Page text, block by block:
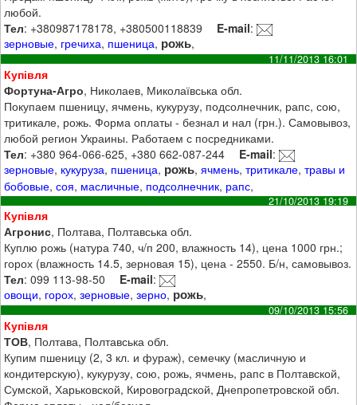
любой.
Тел: +380987178178, +380500118839 E-mail:
зерновые, гречиха, пшеница, рожь,
11/11/2013 16:01
Купівля
Фортуна-Агро, Николаев, Миколаївська обл.
Покупаем пшеницу, ячмень, кукурузу, подсолнечник, рапс, сою,
тритикале, рожь. Форма оплаты - безнал и нал (грн.). Самовывоз,
любой регион Украины. Работаем с посредниками.
Тел: +380 964-066-625, +380 662-087-244 E-mail:
зерновые, кукуруза, пшеница, рожь,ячмень,тритикале,травы и
бобовые,соя, масличные, подсолнечник, рапс,
21/10/2013 19:19
Купівля
Агронис, Полтава, Полтавська обл.
Куплю рожь (натура 740, ч/п 200, влажность 14), цена 1000 грн.;
горох (влажность 14.5, зерновая 15), цена - 2550. Б/н, самовывоз.
Тел: 099 113-98-50 E-mail:
овощи, горох,зерновые,зерно, рожь,
09/10/2013 15:56
Купівля
ТОВ, Полтава, Полтавська обл.
Купим пшеницу (2, 3 кл. и фураж), семечку (масличную и
кондитерскую), кукурузу, сою, рожь, ячмень, рапс в Полтавской,
Сумской, Харьковской, Кировоградской, Днепропетровской обл.